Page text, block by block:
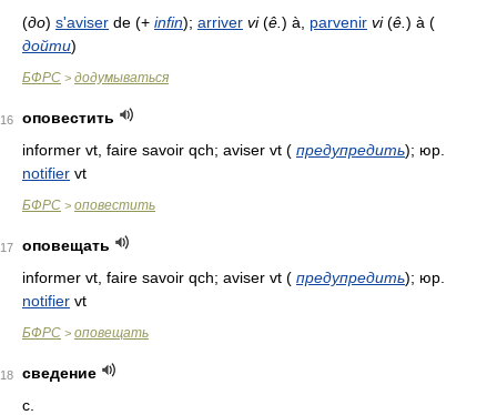
(до) s'aviser de (+ infin); arriver vi(ê. ) à, parvenir vi(ê. ) à (
дойти)
БФРС > додумываться
16
оповестить
informer vt, faire savoir qch; aviser vt ( предупредить); юр.
notifier vt
БФРС > оповестить
17
оповещать
informer vt, faire savoir qch; aviser vt ( предупредить); юр.
notifier vt
БФРС > оповещать
18
сведение
с.